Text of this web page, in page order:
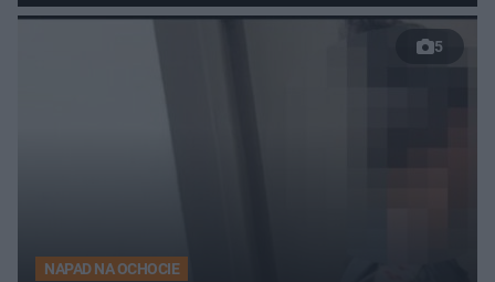
zalewa posesje i budynki
5
NAPAD NA OCHOCIE